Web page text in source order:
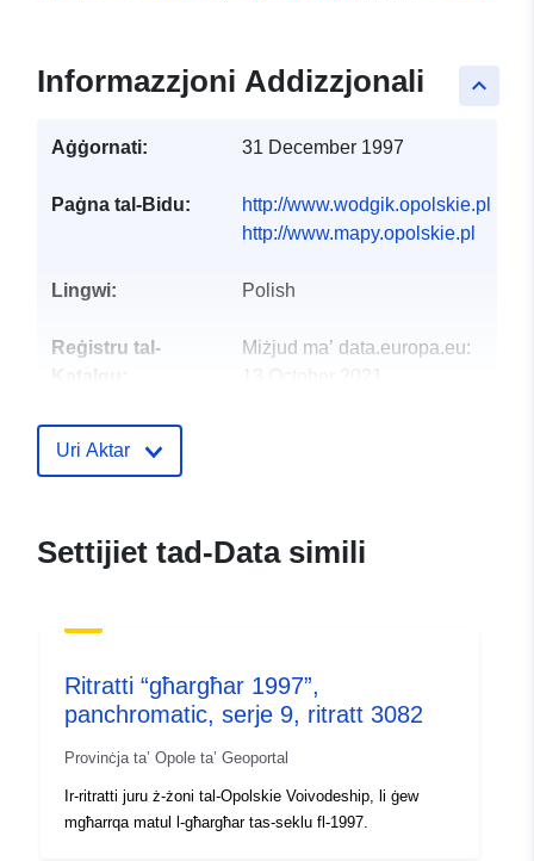
keyboard_arrow_up
Informazzjoni Addizzjonali
Aġġornati: 31 December 1997
Paġna tal-Bidu:
http://www.wodgik.opolskie.pl
http://www.mapy.opolskie.pl
Lingwi: Polish
Reġistru tal-
Katalgu:
Miżjud ma’ data.europa.eu:
50.1967 ], [ 18.3095, 50.151
Riżors Spazjali:
Jikkonforma ma': 2180
Provenjenza:
Zdjęcia lotnicze terenów
Uri Aktar
Settijiet tad-Data simili
Ritratti “għargħar 1997”,
panchromatic, serje 9, ritratt 3082
Provinċja ta’ Opole ta’ Geoportal
Ir-ritratti juru ż-żoni tal-Opolskie Voivodeship, li ġew
mgħarrqa matul l-għargħar tas-seklu fl-1997.